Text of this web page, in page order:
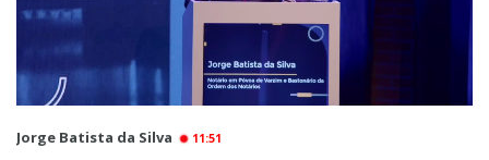
Jorge Batista da Silva 11:51